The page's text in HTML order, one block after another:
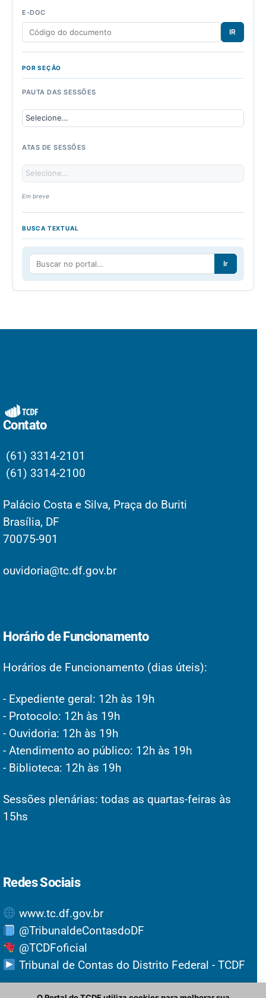
E-DOC
IR
POR SEÇÃO
PAUTA DAS SESSÕES
ATAS DE SESSÕES
Em breve
BUSCA TEXTUAL
Ir
Contato
(61) 3314-2101
(61) 3314-2100
Palácio Costa e Silva, Praça do Buriti
Brasília, DF
70075-901
ouvidoria@tc.df.gov.br
Horário de Funcionamento
Horários de Funcionamento (dias úteis):
- Expediente geral: 12h às 19h
- Protocolo: 12h às 19h
- Ouvidoria: 12h às 19h
- Atendimento ao público: 12h às 19h
- Biblioteca: 12h às 19h
Sessões plenárias: todas as quartas-feiras às
15hs
Redes Sociais
www.tc.df.gov.br
@TribunaldeContasdoDF
@TCDFoficial
Tribunal de Contas do Distrito Federal - TCDF